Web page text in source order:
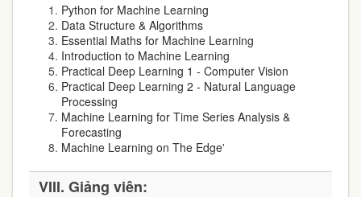
Python for Machine Learning
Data Structure & Algorithms
Essential Maths for Machine Learning
Introduction to Machine Learning
Practical Deep Learning 1 - Computer Vision
Practical Deep Learning 2 - Natural Language
Processing
Machine Learning for Time Series Analysis &
Forecasting
Machine Learning on The Edge'
VIII. Giảng viên: